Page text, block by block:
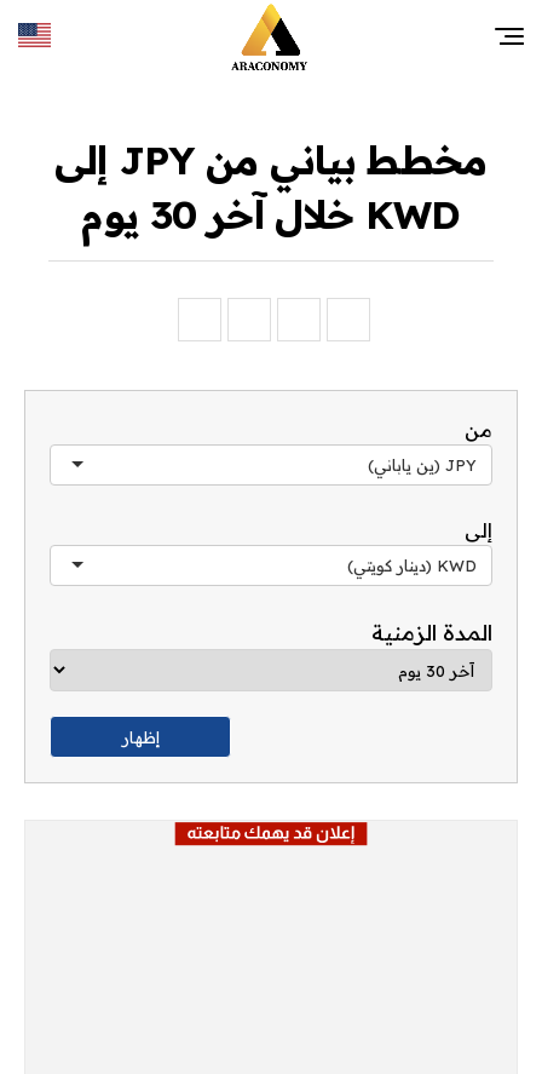
مخطط بياني من JPY إلى
KWD خلال آخر 30 يوم
من
JPY (ين ياباني)
إلى
KWD (دينار كويتي)
المدة الزمنية